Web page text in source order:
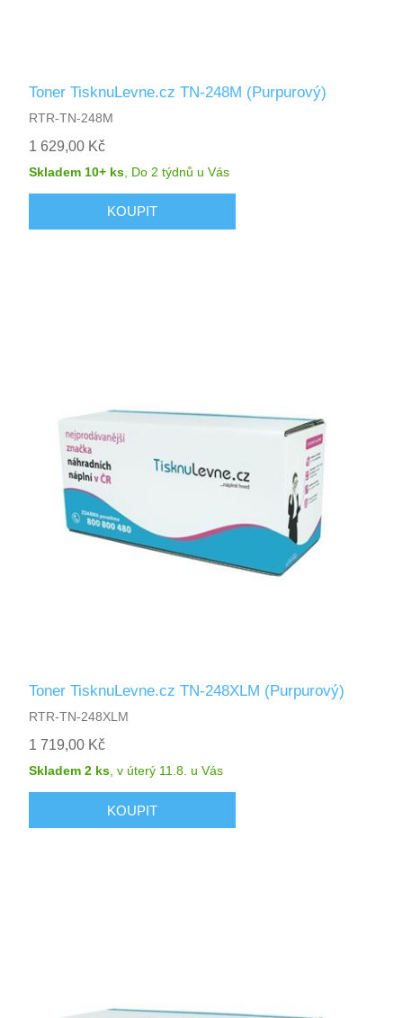
Toner TisknuLevne.cz TN-248M (Purpurový)
RTR-TN-248M
1 629,00 Kč
Skladem 10+ ks Do 2 týdnů u Vás
Toner TisknuLevne.cz TN-248XLM (Purpurový)
RTR-TN-248XLM
1 719,00 Kč
Skladem 2 ks ,v úterý 11.8. u Vás